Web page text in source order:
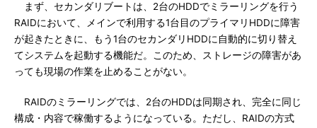
まず、セカンダリブートは、2台のHDDでミラーリングを行う
RAIDにおいて、メインで利用する1台目のプライマリHDDに障害
が起きたときに、もう1台のセカンダリHDDに自動的に切り替え
てシステムを起動する機能だ。このため、ストレージの障害があ
っても現場の作業を止めることがない。
RAIDのミラーリングでは、2台のHDDは同期され、完全に同じ
構成・内容で稼働するようになっている。ただし、RAIDの方式